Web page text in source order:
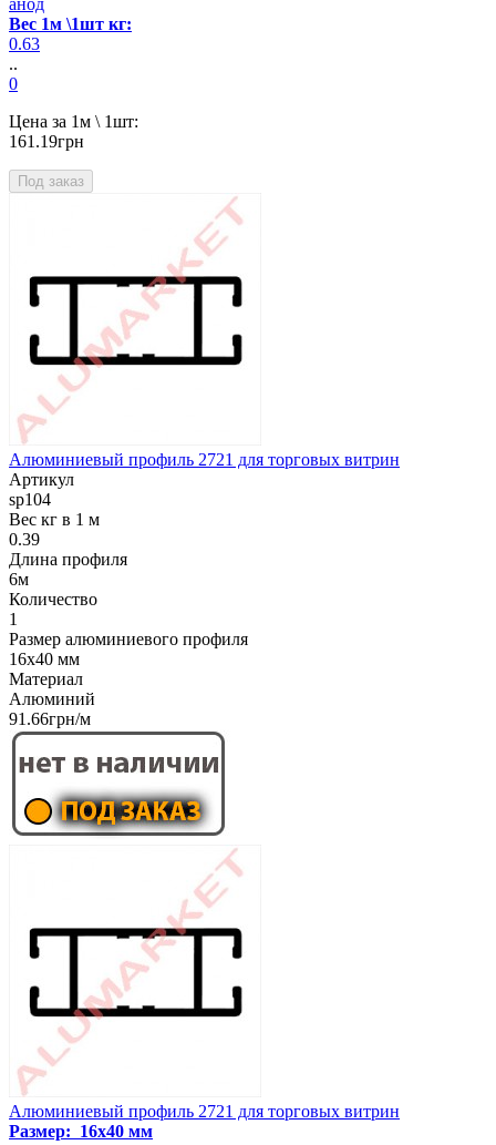
анод
Вес 1м \1шт кг:
0.63
..
0
Цена за 1м \ 1шт:
161.19грн
Под заказ
Алюминиевый профиль 2721 для торговых витрин
Артикул
sp104
Вес кг в 1 м
0.39
Длина профиля
6м
Количество
1
Размер алюминиевого профиля
16x40 мм
Материал
Алюминий
91.66грн/м
Алюминиевый профиль 2721 для торговых витрин
Размер: 16x40 мм